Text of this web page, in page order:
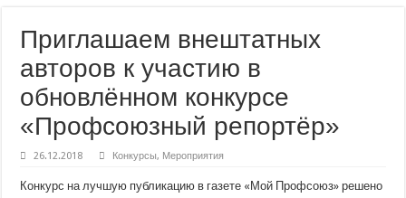
Приглашаем внештатных
авторов к участию в
обновлённом конкурсе
«Профсоюзный репортёр»
26.12.2018 Конкурсы, Мероприятия
Конкурс на лучшую публикацию в газете «Мой Профсоюз» решено